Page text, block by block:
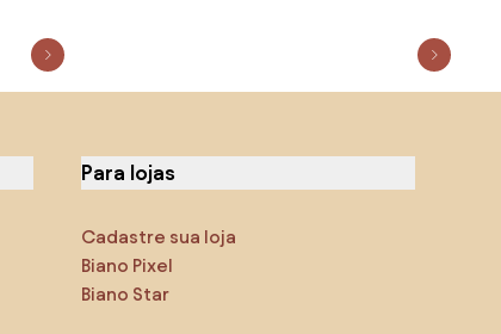
Para lojas
Cadastre sua loja
Biano Pixel
Biano Star